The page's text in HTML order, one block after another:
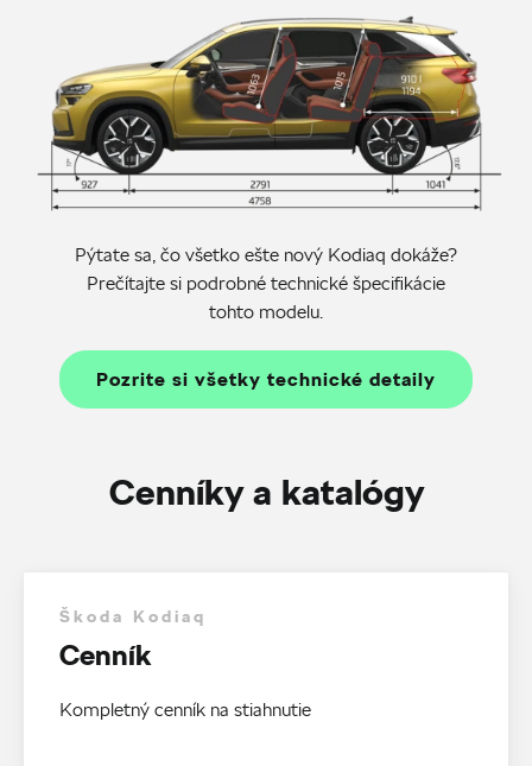
Pýtate sa, čo všetko ešte nový Kodiaq dokáže?
Prečítajte si podrobné technické špecifikácie
tohto modelu.
Pozrite si všetky technické detaily
Cenníky a katalógy
Škoda Kodiaq
Cenník
Kompletný cenník na stiahnutie